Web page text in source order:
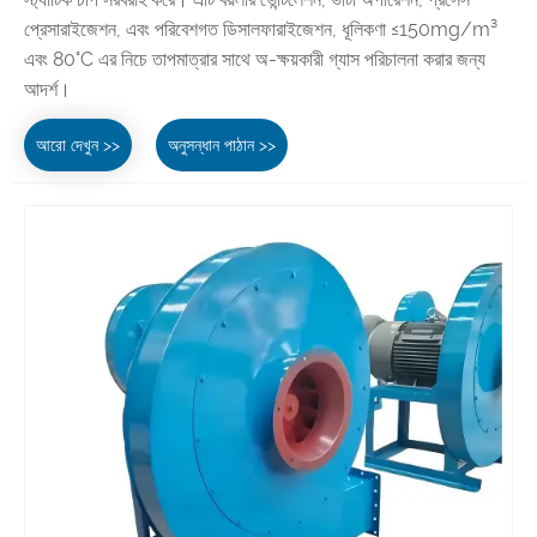
প্রেসারাইজেশন, এবং পরিবেশগত ডিসালফারাইজেশন, ধূলিকণা ≤150mg/m³
এবং 80°C এর নিচে তাপমাত্রার সাথে অ-ক্ষয়কারী গ্যাস পরিচালনা করার জন্য
আদর্শ।
আরো দেখুন >> অনুসন্ধান পাঠান >>